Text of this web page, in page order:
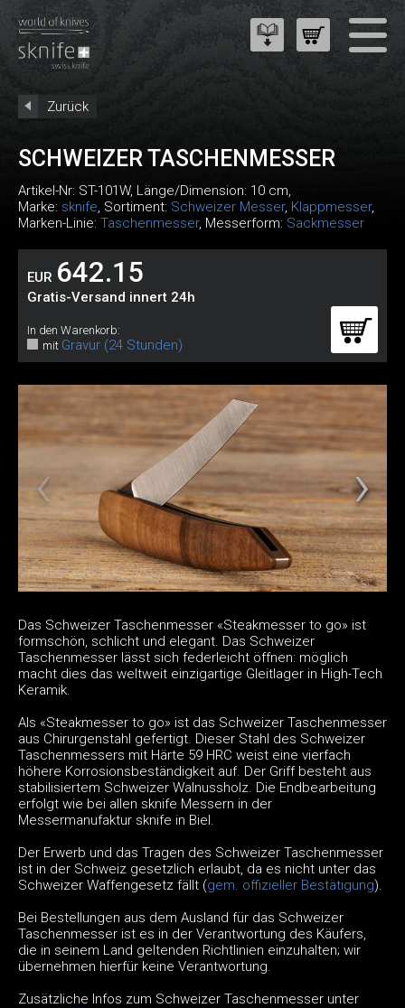
Zurück
SCHWEIZER TASCHENMESSER
Artikel-Nr: ST-101W, Länge/Dimension: 10 cm,
Marke: sknife, Sortiment: Schweizer Messer, Klappmesser,
Marken-Linie: Taschenmesser, Messerform: Sackmesser
EUR 642.15
Gratis-Versand innert 24h
In den Warenkorb:
mit Gravur (24 Stunden)
Das Schweizer Taschenmesser «Steakmesser to go» ist
formschön, schlicht und elegant. Das Schweizer
Taschenmesser lässt sich federleicht öffnen: möglich
macht dies das weltweit einzigartige Gleitlager in High-Tech
Keramik.
Als «Steakmesser to go» ist das Schweizer Taschenmesser
aus Chirurgenstahl gefertigt. Dieser Stahl des Schweizer
Taschenmessers mit Härte 59 HRC weist eine vierfach
höhere Korrosionsbeständigkeit auf. Der Griff besteht aus
stabilisiertem Schweizer Walnussholz. Die Endbearbeitung
erfolgt wie bei allen sknife Messern in der
Messermanufaktur sknife in Biel.
Der Erwerb und das Tragen des Schweizer Taschenmesser
ist in der Schweiz gesetzlich erlaubt, da es nicht unter das
Schweizer Waffengesetz fällt (gem. offizieller Bestätigung).
Bei Bestellungen aus dem Ausland für das Schweizer
Taschenmesser ist es in der Verantwortung des Käufers,
die in seinem Land geltenden Richtlinien einzuhalten; wir
übernehmen hierfür keine Verantwortung.
Zusätzliche Infos zum Schweizer Taschenmesser unter